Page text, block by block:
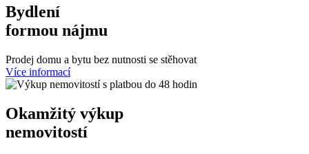
Bydlení
formou nájmu
Prodej domu a bytu bez nutnosti se stěhovat
Více informací
Okamžitý výkup
nemovitostí